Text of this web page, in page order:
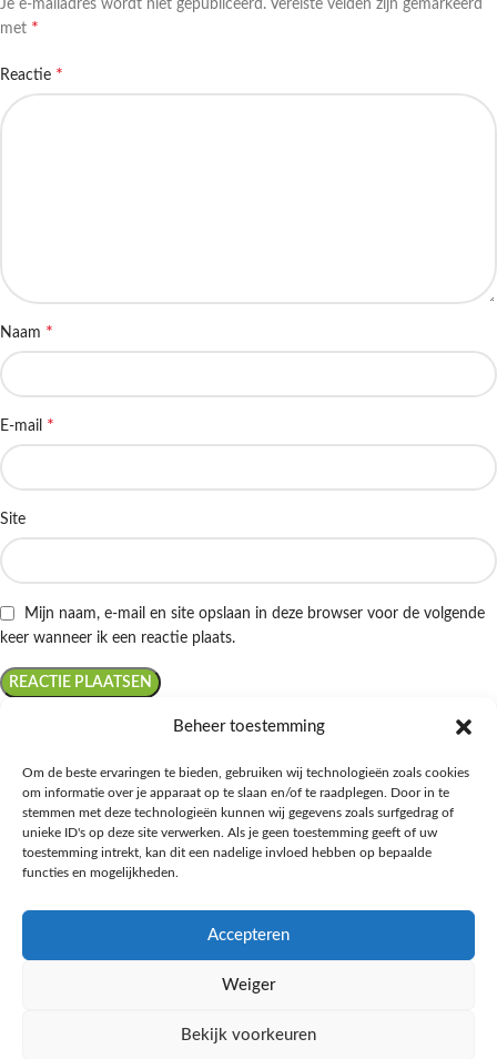
Beheer toestemming
Om de beste ervaringen te bieden, gebruiken wij technologieën zoals cookies
om informatie over je apparaat op te slaan en/of te raadplegen. Door in te
stemmen met deze technologieën kunnen wij gegevens zoals surfgedrag of
unieke ID's op deze site verwerken. Als je geen toestemming geeft of uw
toestemming intrekt, kan dit een nadelige invloed hebben op bepaalde
functies en mogelijkheden.
Accepteren
Weiger
Bekijk voorkeuren
Je e-mailadres wordt niet gepubliceerd. Vereiste velden zijn gemarkeerd
met *
Reactie *
Naam *
E-mail *
Site
Mijn naam, e-mail en site opslaan in deze browser voor de volgende
keer wanneer ik een reactie plaats.
Ontdek de beste keto-vriendelijke keuzes van Albert Heijn, verrijk je
kennis met onze diepgaande blogs over het keto-dieet, en deel jouw
favoriete keto recepten in onze bruisende online gemeenschap!
Ketomaaltijd.nl 2025